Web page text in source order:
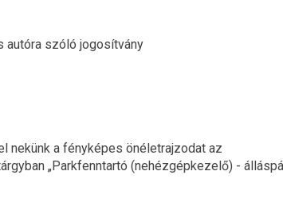
autóra szóló jogosítvány
nekünk a fényképes önéletrajzodat az
„Parkfenntartó (nehézgépkezelő) -